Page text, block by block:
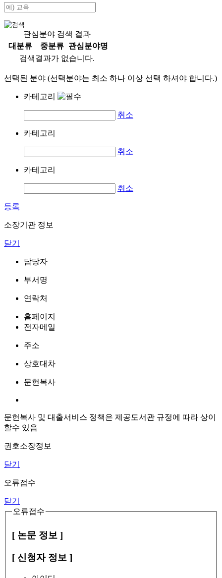
관심분야 검색 결과
대분류
중분류
관심분야명
검색결과가 없습니다.
선택된 분야 (선택분야는 최소 하나 이상 선택 하셔야 합니다.)
카테고리
취소
카테고리
취소
카테고리
취소
등록
소장기관 정보
닫기
담당자
부서명
연락처
홈페이지
전자메일
주소
상호대차
문헌복사
문헌복사 및 대출서비스 정책은 제공도서관 규정에 따라 상이
할수 있음
권호소장정보
닫기
오류접수
닫기
오류접수
[ 논문 정보 ]
[ 신청자 정보 ]